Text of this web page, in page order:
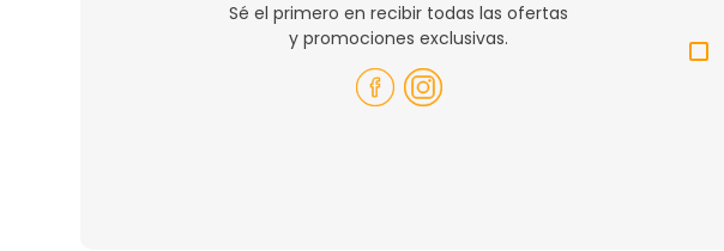
Sé el primero en recibir todas las ofertas
y promociones exclusivas.